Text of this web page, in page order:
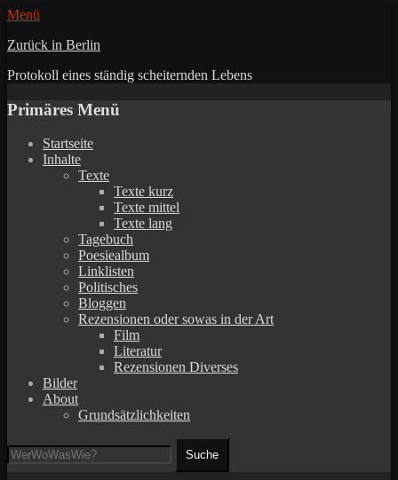
Menü
Zurück in Berlin
Protokoll eines ständig scheiternden Lebens
Primäres Menü
Zum
Inhalt
Startseite
Inhalte
Texte
Texte kurz
Texte mittel
Texte lang
Tagebuch
Poesiealbum
Linklisten
Politisches
Bloggen
Rezensionen oder sowas in der Art
Film
Literatur
Rezensionen Diverses
Bilder
About
Grundsätzlichkeiten
Suchen
Suche
nach: